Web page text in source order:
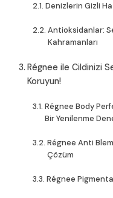
Denizlerin Gizli
Antioksidanlar:
Kahramanları
Régnee ile Cildinizi
Koruyun!
Régnee Body
Bir Yenilenme
Régnee Anti
Çözüm
Régnee